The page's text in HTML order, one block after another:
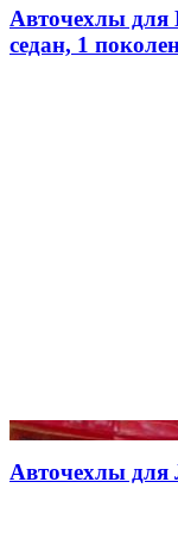
Авточехлы для
седан, 1
Авточехлы для